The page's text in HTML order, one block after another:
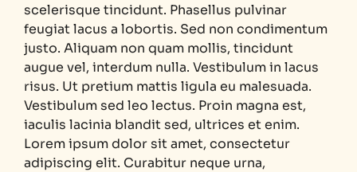
scelerisque tincidunt. Phasellus pulvinar
feugiat lacus a lobortis. Sed non condimentum
justo. Aliquam non quam mollis, tincidunt
augue vel, interdum nulla. Vestibulum in lacus
risus. Ut pretium mattis ligula eu malesuada.
Vestibulum sed leo lectus. Proin magna est,
iaculis lacinia blandit sed, ultrices et enim.
Lorem ipsum dolor sit amet, consectetur
adipiscing elit. Curabitur neque urna,